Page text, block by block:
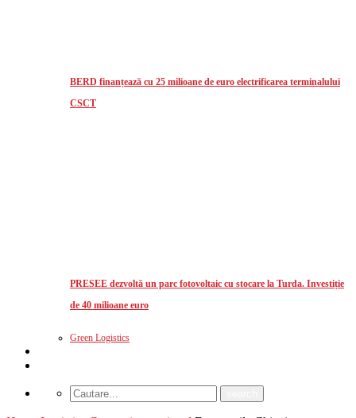
BERD finanțează cu 25 milioane de euro electrificarea terminalului
CSCT
PRESEE dezvoltă un parc fotovoltaic cu stocare la Turda. Investiție
de 40 milioane euro
Green Logistics